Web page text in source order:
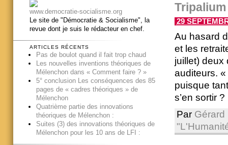
29
Au hasard
et les
juillet) deux
auditeurs. «
puisque
s’en sortir
Par Gérard
www.democratie-socialisme.org
Le site de "Démocratie & Socialisme", la
revue dont je suis le rédacteur en chef.
ARTICLES RÉCENTS
Pas de boulot quand il fait trop chaud
Les nouvelles inventions théoriques de
Mélenchon dans « Comment faire ? »
5° conclusion Les conséquences des 85
pages de « cadres théoriques » de
Mélenchon
Quatrième partie des innovations
théoriques de Mélenchon :
Suites (3) des innovations théoriques de
Mélenchon pour les 10 ans de LFI :